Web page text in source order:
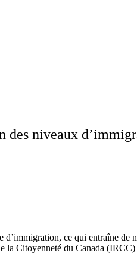
des niveaux
d’immigration, ce qui entraîne de
la Citoyenneté du Canada